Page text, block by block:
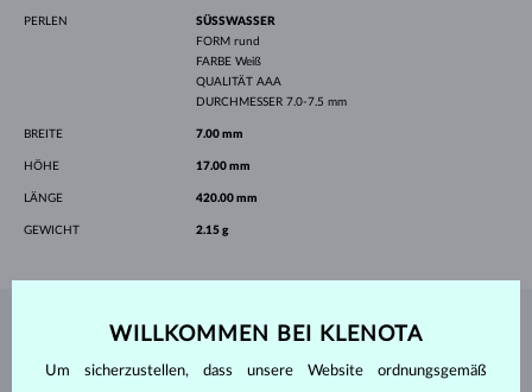
PERLEN
SÜSSWASSER
FORM rund
FARBE Weiß
QUALITÄT AAA
DURCHMESSER 7.0-7.5 mm
BREITE 7.00 mm
HÖHE 17.00 mm
LÄNGE 420.00 mm
GEWICHT 2.15 g
SCHMUCK AUS DEMKLENOTA ATELIER
WILLKOMMEN BEI KLENOTA
Um sicherzustellen, dass unsere Website ordnungsgemäß